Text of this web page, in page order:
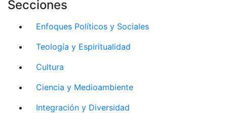
Secciones
Enfoques Políticos y Sociales
Teología y Espiritualidad
Cultura
Ciencia y Medioambiente
Integración y Diversidad